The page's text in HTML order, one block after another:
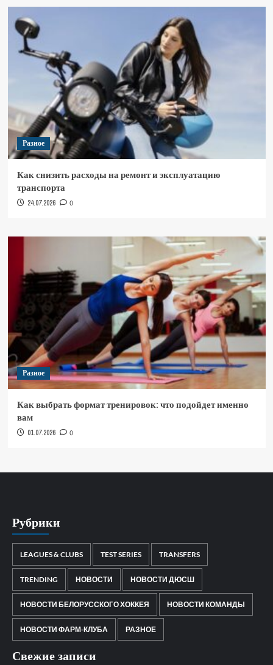
Разное
Как снизить расходы на ремонт и эксплуатацию
транспорта
24.07.2026 0
Разное
Как выбрать формат тренировок: что подойдет именно
вам
01.07.2026 0
Рубрики
LEAGUES & CLUBS TEST SERIES TRANSFERS
TRENDING НОВОСТИ НОВОСТИ ДЮСШ
НОВОСТИ БЕЛОРУССКОГО ХОККЕЯ НОВОСТИ КОМАНДЫ
НОВОСТИ ФАРМ-КЛУБА РАЗНОЕ
Свежие записи